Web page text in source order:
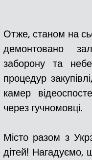
Отже, станом на
демонтовано
заборону та
процедур
камер
через гучномовці.
Місто разом з
дітей! Нагадуємо,